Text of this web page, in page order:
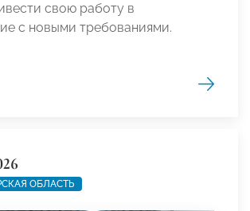
свою работу в
с новыми требованиями.
ОБЛАСТЬ